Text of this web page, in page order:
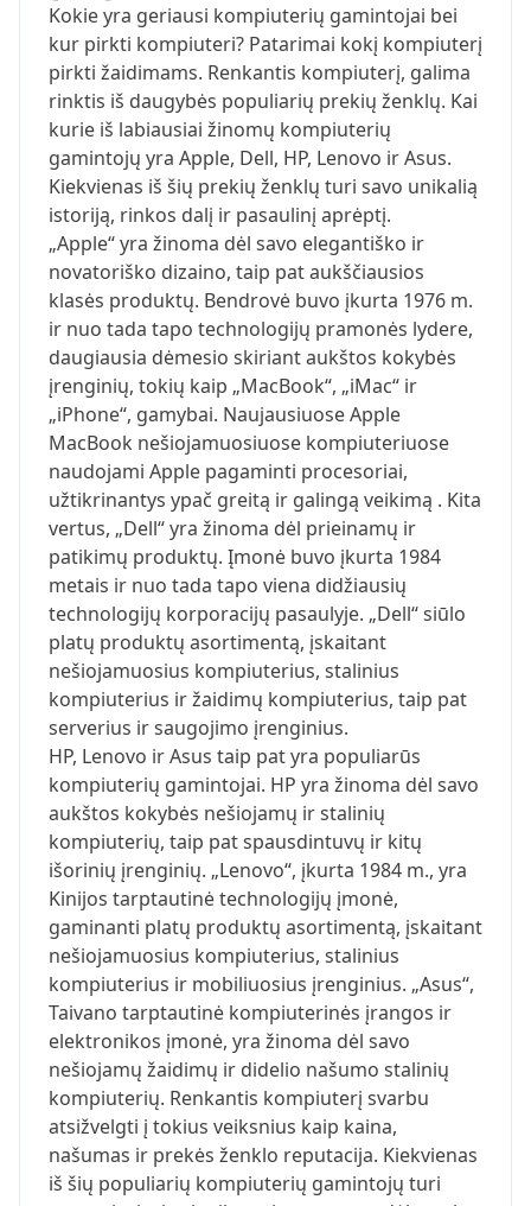
Kokie yra geriausi kompiuterių gamintojai bei
kur pirkti kompiuteri? Patarimai kokį kompiuterį
pirkti žaidimams. Renkantis kompiuterį, galima
rinktis iš daugybės populiarių prekių ženklų. Kai
kurie iš labiausiai žinomų kompiuterių
gamintojų yra Apple, Dell, HP, Lenovo ir Asus.
Kiekvienas iš šių prekių ženklų turi savo unikalią
istoriją, rinkos dalį ir pasaulinį aprėptį.
„Apple“ yra žinoma dėl savo elegantiško ir
novatoriško dizaino, taip pat aukščiausios
klasės produktų. Bendrovė buvo įkurta 1976 m.
ir nuo tada tapo technologijų pramonės lydere,
daugiausia dėmesio skiriant aukštos kokybės
įrenginių, tokių kaip „MacBook“, „iMac“ ir
„iPhone“, gamybai. Naujausiuose Apple
MacBook nešiojamuosiuose kompiuteriuose
naudojami Apple pagaminti procesoriai,
užtikrinantys ypač greitą ir galingą veikimą . Kita
vertus, „Dell“ yra žinoma dėl prieinamų ir
patikimų produktų. Įmonė buvo įkurta 1984
metais ir nuo tada tapo viena didžiausių
technologijų korporacijų pasaulyje. „Dell“ siūlo
platų produktų asortimentą, įskaitant
nešiojamuosius kompiuterius, stalinius
kompiuterius ir žaidimų kompiuterius, taip pat
serverius ir saugojimo įrenginius.
HP, Lenovo ir Asus taip pat yra populiarūs
kompiuterių gamintojai. HP yra žinoma dėl savo
aukštos kokybės nešiojamų ir stalinių
kompiuterių, taip pat spausdintuvų ir kitų
išorinių įrenginių. „Lenovo“, įkurta 1984 m., yra
Kinijos tarptautinė technologijų įmonė,
gaminanti platų produktų asortimentą, įskaitant
nešiojamuosius kompiuterius, stalinius
kompiuterius ir mobiliuosius įrenginius. „Asus“,
Taivano tarptautinė kompiuterinės įrangos ir
elektronikos įmonė, yra žinoma dėl savo
nešiojamų žaidimų ir didelio našumo stalinių
kompiuterių. Renkantis kompiuterį svarbu
atsižvelgti į tokius veiksnius kaip kaina,
našumas ir prekės ženklo reputacija. Kiekvienas
iš šių populiarių kompiuterių gamintojų turi